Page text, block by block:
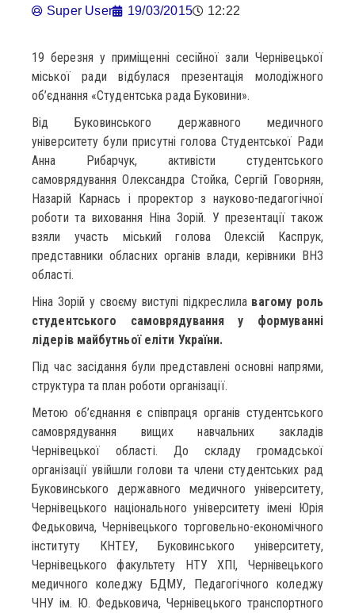
Super User 19/03/2015 12:22
19 березня у приміщенні сесійної зали Чернівецької
міської ради відбулася презентація молодіжного
об’єднання «Студентська рада Буковини».
Від Буковинського державного медичного
університету були присутні голова Студентської Ради
Анна Рибарчук, активісти студентського
самоврядування Олександра Стойка, Сергій Говорнян,
Назарій Карнась і проректор з науково-педагогічної
роботи та виховання Ніна Зорій. У презентації також
взяли участь міський голова Олексій Каспрук,
представники обласних органів влади, керівники ВНЗ
області.
Ніна Зорій у своєму виступі підкреслила вагому роль
студентського самоврядування у формуванні
лідерів майбутньої еліти України.
Під час засідання були представлені основні напрями,
структура та план роботи організації.
Метою об’єднання є співпраця органів студентського
самоврядування вищих навчальних закладів
Чернівецької області. До складу громадської
організації увійшли голови та члени студентських рад
Буковинського державного медичного університету,
Чернівецького національного університету імені Юрія
Федьковича, Чернівецького торговельно-економічного
інституту КНТЕУ, Буковинського університету,
Чернівецького факультету НТУ ХПІ, Чернівецького
медичного коледжу БДМУ, Педагогічного коледжу
ЧНУ ім. Ю. Федьковича, Чернівецького транспортного